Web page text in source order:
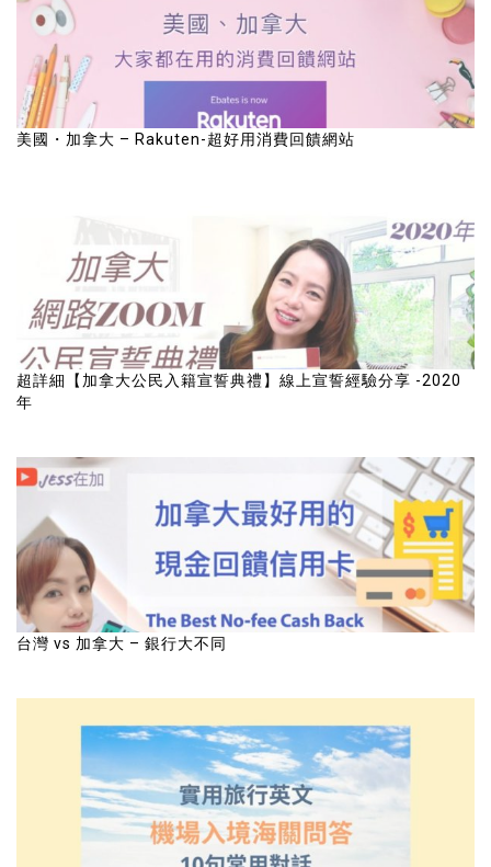
美國・加拿大 – Rakuten-超好用消費回饋網站
超詳細【加拿大公民入籍宣誓典禮】線上宣誓經驗分享 -2020
年
台灣 vs 加拿大 – 銀行大不同